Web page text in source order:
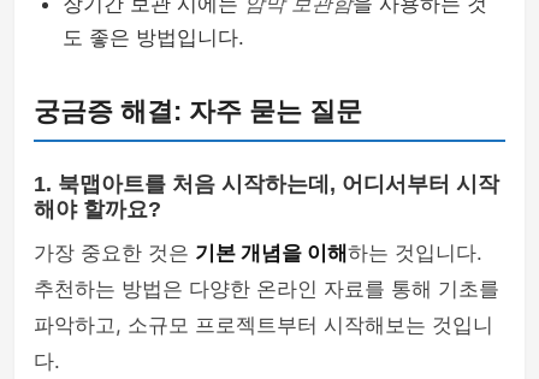
도 좋은 방법입니다.
궁금증 해결: 자주 묻는 질문
1. 북맵아트를 처음 시작하는데, 어디서부터 시작
해야 할까요?
가장 중요한 것은 기본 개념을 이해하는 것입니다.
추천하는 방법은 다양한 온라인 자료를 통해 기초를
파악하고, 소규모 프로젝트부터 시작해보는 것입니
다.